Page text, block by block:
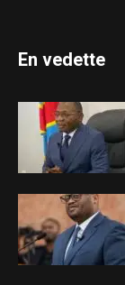
En vedette